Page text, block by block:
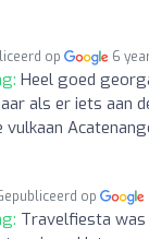
op 6
Heel goed
als er iets aan
op
Travelfiesta